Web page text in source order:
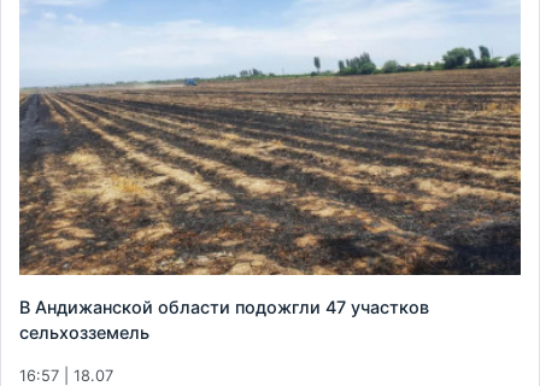
В Андижанской области подожгли 47 участков
сельхозземель
16:57 | 18.07